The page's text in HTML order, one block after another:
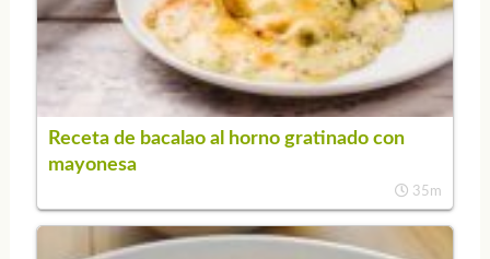
Receta de bacalao al horno gratinado con
mayonesa
35m